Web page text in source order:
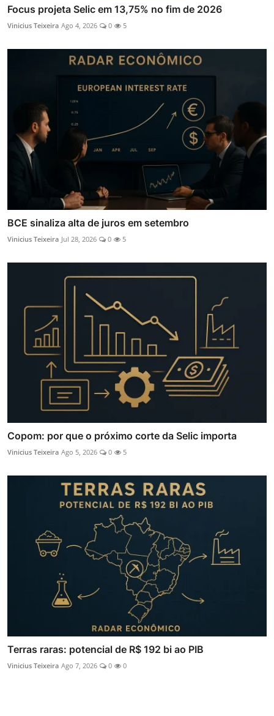
Focus projeta Selic em 13,75% no fim de 2026
Vinicius Teixeira Ago 4, 2026 0 5
BCE sinaliza alta de juros em setembro
Vinicius Teixeira Jul 28, 2026 0 5
Copom: por que o próximo corte da Selic importa
Vinicius Teixeira Ago 5, 2026 0 5
Terras raras: potencial de R$ 192 bi ao PIB
Vinicius Teixeira Ago 7, 2026 0 0